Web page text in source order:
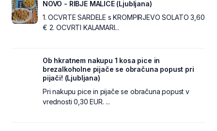
NOVO - RIBJE MALICE (Ljubljana)
1. OCVRTE SARDELE s KROMPIRJEVO SOLATO 3,60
€ 2. OCVRTI KALAMARI...
Ob hkratnem nakupu 1 kosa pice in
brezalkoholne pijače se obračuna popust pri
pijači! (Ljubljana)
Pri nakupu pice in pijače se obračuna popust v
vrednosti 0,30 EUR. ...